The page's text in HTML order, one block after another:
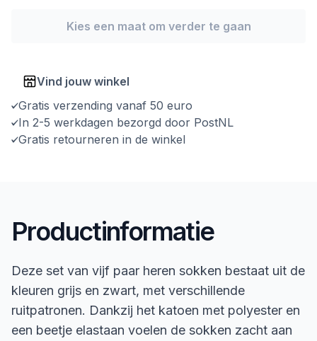
Kies een maat om verder te gaan
Vind jouw winkel
Gratis verzending vanaf 50 euro
In 2-5 werkdagen bezorgd door PostNL
Gratis retourneren in de winkel
Productinformatie
Deze set van vijf paar heren sokken bestaat uit de
kleuren grijs en zwart, met verschillende
ruitpatronen. Dankzij het katoen met polyester en
een beetje elastaan voelen de sokken zacht aan